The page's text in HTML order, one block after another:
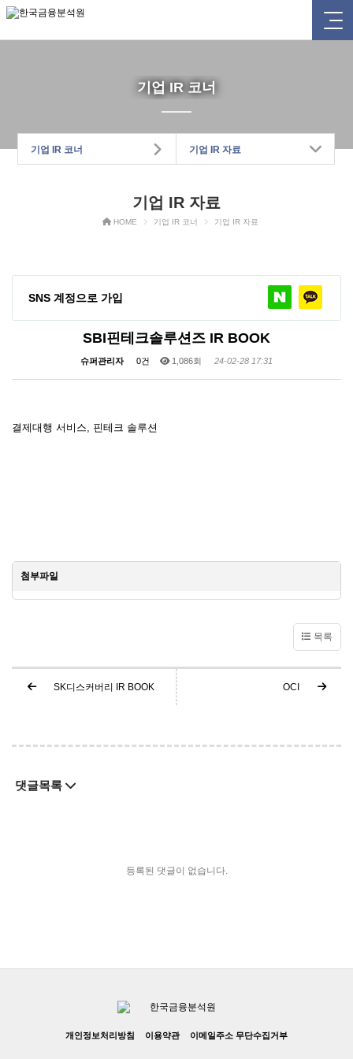
기업 IR 코너
기업 IR 코너 기업 IR 자료
기업 IR 자료
HOME 기업 IR 코너 기업 IR 자료
SNS 계정으로 가입
SBI핀테크솔루션즈 IR BOOK
슈퍼관리자 0건 1,086회 24-02-28 17:31
결제대행 서비스, 핀테크 솔루션
첨부파일
목록
SK디스커버리 IR BOOK OCI
댓글목록
등록된 댓글이 없습니다.
개인정보처리방침 이용약관 이메일주소 무단수집거부